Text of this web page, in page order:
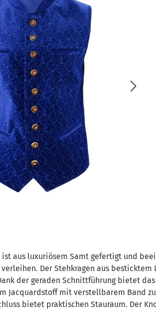
aus luxuriösem Samt gefertigt und
Der Stehkragen aus besticktem
der geraden Schnittführung bietet
Jacquardstoff mit verstellbarem Band
bietet praktischen Stauraum. Der